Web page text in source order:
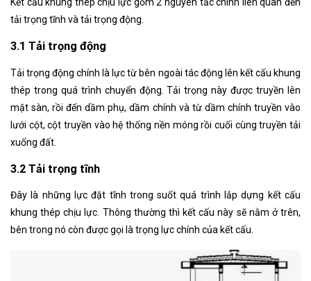
tải trọng tĩnh và tải trọng động.
3.1 Tải trọng động
Tải trọng động chính là lực từ bên ngoài tác động lên kết cấu khung
thép trong quá trình chuyển động. Tải trọng này được truyền lên
mặt sàn, rồi đến dầm phụ, dầm chính và từ dầm chính truyền vào
lưới cột, cột truyền vào hệ thống nền móng rồi cuối cùng truyền tải
xuống đất.
3.2 Tải trọng tĩnh
Đây là những lực đặt tĩnh trong suốt quá trình lắp dựng kết cấu
khung thép chịu lực. Thông thường thì kết cấu này sẽ nằm ở trên,
bên trong nó còn được gọi là trọng lực chính của kết cấu.